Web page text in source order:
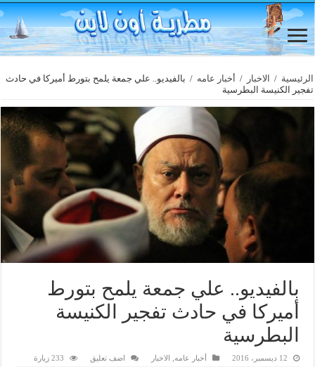
الرئيسية / الاخبار / أخبار عامه / بالفيديو.. علي جمعة يلمح بتورط أميركا في حادث
تفجير الكنيسة البطرسية
بالفيديو.. علي جمعة يلمح بتورط
أميركا في حادث تفجير الكنيسة
البطرسية
12 ديسمبر، 2016 أخبار عامه, الاخبار اضف تعليق 233 زيارة